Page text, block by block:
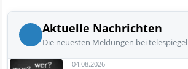
Aktuelle Nachrichten
Die neuesten Meldungen bei telespiegel
04.08.2026